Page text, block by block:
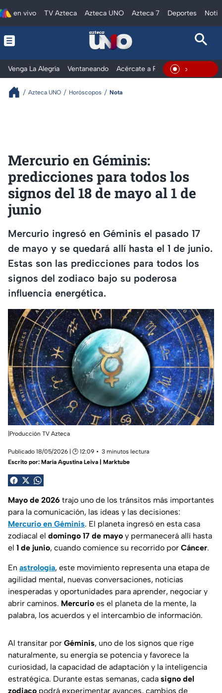
en vivo TV Azteca Azteca UNO Azteca 7 Deportes
Venga La Alegría Ventaneando Acércate a Rocío Al ExtremoEn Vivo
Azteca UNO Horóscopos Nota
Mercurio en Géminis:
predicciones para todos los
signos del 18 de mayo al 1 de
junio
Mercurio ingresó en Géminis el pasado 17
de mayo y se quedará allí hasta el 1 de junio.
Estas son las predicciones para todos los
signos del zodiaco bajo su poderosa
influencia energética.
|Producción TV Azteca
Publicado 18/05/2026 | 🕑 12:09
3 minutos lectura
Escrito por: María Agustina Leiva | Marktube
Mayo de 2026 trajo uno de los tránsitos más importantes
para la comunicación, las ideas y las decisiones:
Mercurio en Géminis. El planeta ingresó en esta casa
zodiacal el domingo 17 de mayo y permanecerá allí hasta
el 1 de junio, cuando comience su recorrido por Cáncer.
En astrología, este movimiento representa una etapa de
agilidad mental, nuevas conversaciones, noticias
inesperadas y oportunidades para aprender, negociar y
abrir caminos. Mercurio es el planeta de la mente, la
palabra, los acuerdos y el intercambio de información.
Al transitar por Géminis, uno de los signos que rige
naturalmente, su energía se potencia y favorece la
curiosidad, la capacidad de adaptación y la inteligencia
estratégica. Durante estas semanas, cada signo del
zodiaco podrá experimentar avances, cambios de